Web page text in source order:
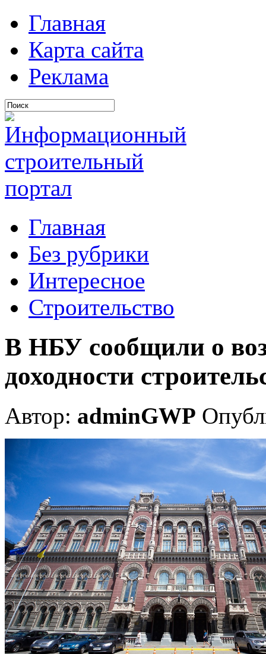
Главная
Карта сайта
Реклама
Главная
Без рубрики
Интересное
Строительство
В НБУ сообщили о
доходности
Автор: adminGWP